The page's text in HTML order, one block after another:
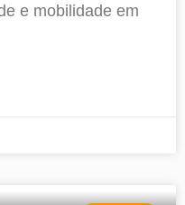
e mobilidade em